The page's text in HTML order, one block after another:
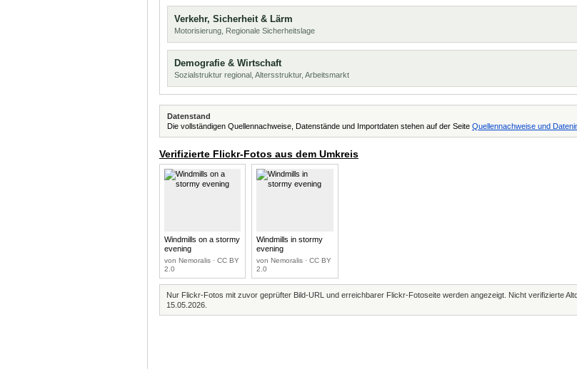
Verkehr, Sicherheit & Lärm
Motorisierung, Regionale Sicherheitslage
Demografie & Wirtschaft
Sozialstruktur regional, Altersstruktur, Arbeitsmarkt
Datenstand
Die vollständigen Quellennachweise, Datenstände und Importdaten stehen auf der Seite Quellennachweise und
Verifizierte Flickr-Fotos aus dem Umkreis
Windmills on a stormy
evening
von Nemoralis · CC BY
2.0
Windmills in stormy
evening
von Nemoralis · CC BY
2.0
Nur Flickr-Fotos mit zuvor geprüfter Bild-URL und erreichbarer Flickr-Fotoseite werden angezeigt. Nicht verifizierte
15.05.2026.